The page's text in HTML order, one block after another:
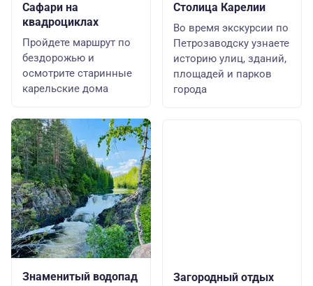
Сафари на
квадроциклах
Пройдете маршрут по
бездорожью и
осмотрите старинные
карельские дома
Знаменитый водопад
Столица Карелии
Во время экскурсии по
Петрозаводску узнаете
историю улиц, зданий,
площадей и парков
города
Загородный отдых